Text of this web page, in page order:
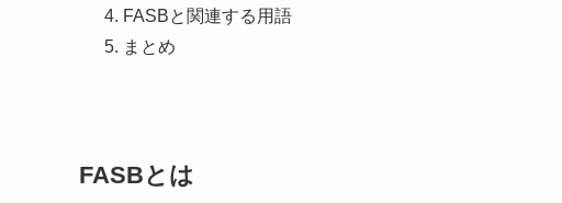
FASBと関連する用語
まとめ
FASBとは